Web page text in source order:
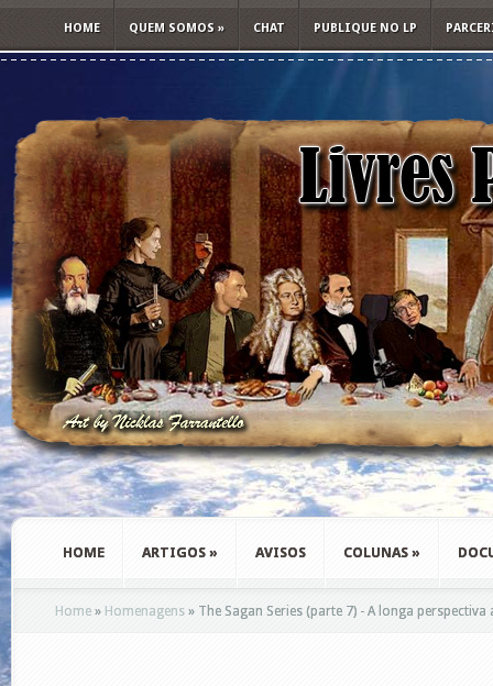
HOME QUEM SOMOS » CHAT PUBLIQUE NO LP
HOME ARTIGOS » AVISOS COLUNAS »
Home » Homenagens » The Sagan Series (parte 7) - A longa